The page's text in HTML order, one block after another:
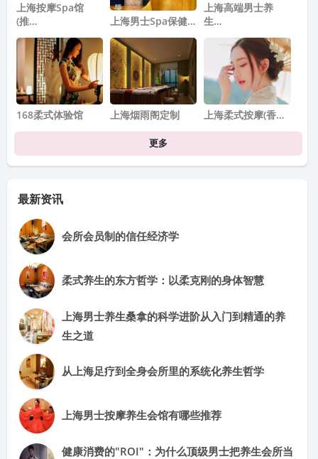
上海按摩spa馆
(推…
上海男士Spa保健…
上海高端男士养
生…
168柔式体验馆 上海烟雨阁定制 上海柔式按摩(香…
更多
最新资讯
会所会员制的信任经济学
柔式养生的东方哲学：以柔克刚的身体智慧
上海男士养生桑拿的科学进阶从入门到精通的养
生之道
从上海足疗到全身会所里的系统化养生哲学
上海男士按摩养生会馆有哪些推荐
健康消费的"ROI"：为什么顶级男士把养生会所当